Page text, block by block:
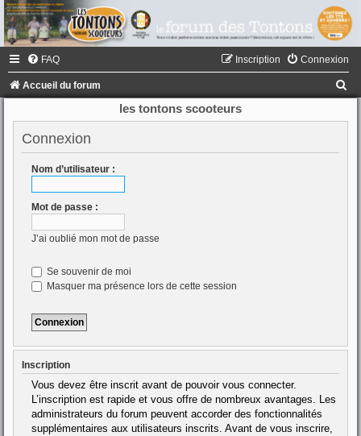
FAQ Connexion
Inscription
Accueil du forum
les tontons scooteurs
Connexion
Nom d’utilisateur :
Mot de passe :
J’ai oublié mon mot de passe
Se souvenir de moi
Masquer ma présence lors de cette session
Inscription
Vous devez être inscrit avant de pouvoir vous connecter.
L’inscription est rapide et vous offre de nombreux avantages. Les
administrateurs du forum peuvent accorder des fonctionnalités
supplémentaires aux utilisateurs inscrits. Avant de vous inscrire,